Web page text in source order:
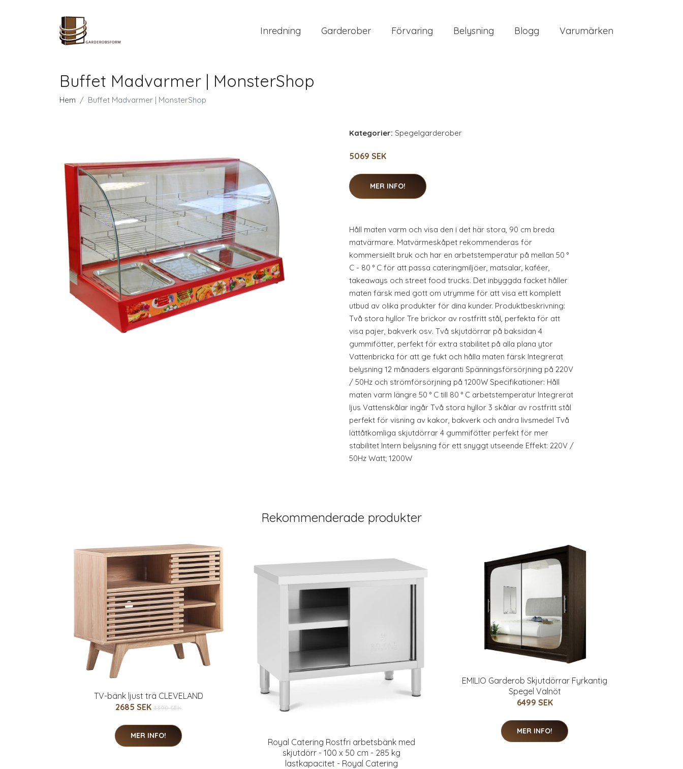
Inredning Garderober Förvaring Belysning Blogg Varumärken
Buffet Madvarmer | MonsterShop
Hem Buffet Madvarmer | MonsterShop
Kategorier: Spegelgarderober
5069 SEK
MER INFO!
Håll maten varm och visa den i det här stora, 90 cm breda
matvärmare. Matvärmeskåpet rekommenderas för
kommersiellt bruk och har en arbetstemperatur på mellan 50 °
C - 80 ° C för att passa cateringmiljöer, matsalar, kaféer,
takeaways och street food trucks. Det inbyggda facket håller
maten färsk med gott om utrymme för att visa ett komplett
utbud av olika produkter för dina kunder. Produktbeskrivning:
Två stora hyllor Tre brickor av rostfritt stål, perfekta för att
visa pajer, bakverk osv. Två skjutdörrar på baksidan 4
gummifötter, perfekt för extra stabilitet på alla plana ytor
Vattenbricka för att ge fukt och hålla maten färsk Integrerat
belysning 12 månaders elgaranti Spänningsförsörjning på 220V
/ 50Hz och strömförsörjning på 1200W Specifikationer: Håll
maten varm längre 50 ° C till 80 ° C arbetstemperatur Integrerat
ljus Vattenskålar ingår Två stora hyllor 3 skålar av rostfritt stål
perfekt för visning av kakor, bakverk och andra livsmedel Två
lättåtkomliga skjutdörrar 4 gummifötter perfekt för mer
stabilitet Intern belysning för ett snyggt utseende Effekt: 220V /
50Hz Watt; 1200W
Rekommenderade produkter
TV-bänk ljust trä CLEVELAND
2685 SEK 3390 SEK
MER INFO!
Royal Catering Rostfri arbetsbänk med
skjutdörr - 100 x 50 cm - 285 kg
lastkapacitet - Royal Catering
EMILIO Garderob Skjutdörrar Fyrkantig
Spegel Valnöt
6499 SEK
MER INFO!